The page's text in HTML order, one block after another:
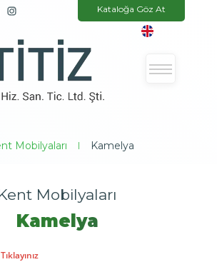
Kataloğa Göz At
Mobilyaları | Kamelya
Mobilyaları
Kamelya